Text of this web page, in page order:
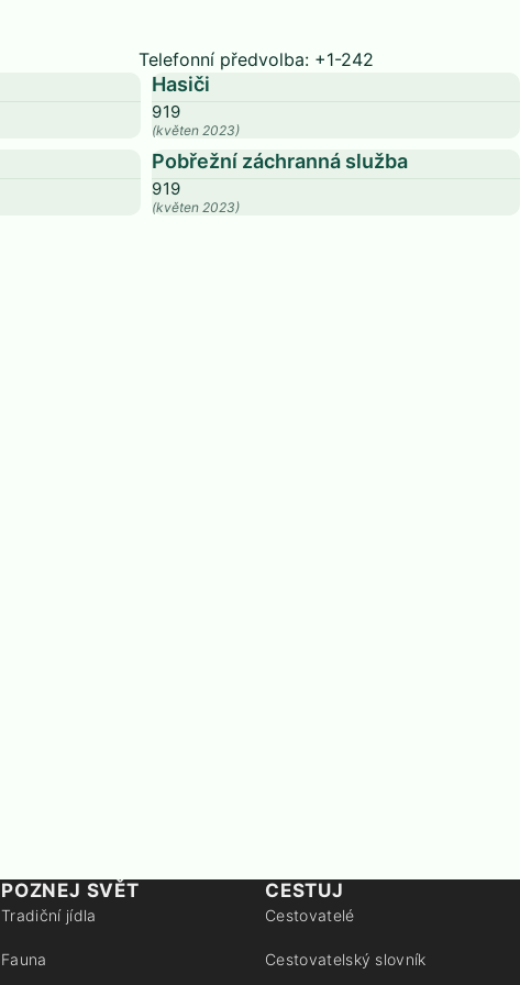
Telefonní předvolba: +1-242
Hasiči
919
(květen 2023)
Pobřežní záchranná služba
919
(květen 2023)
POZNEJ SVĚT
Tradiční jídla
Fauna
CESTUJ
Cestovatelé
Cestovatelský slovník